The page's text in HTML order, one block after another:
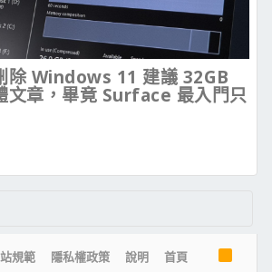
除 Windows 11 建議 32GB
文章，畢竟 Surface 最入門只
規範 隱私權政策 說明 首頁